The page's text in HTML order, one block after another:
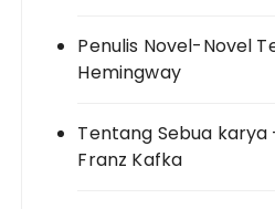
Penulis Novel-Novel
Hemingway
Tentang Sebua karya
Franz Kafka